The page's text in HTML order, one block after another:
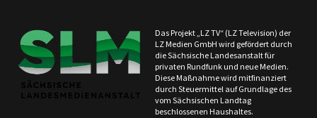
Das Projekt „LZ TV“ (LZ Television) der
LZ Medien GmbH wird gefördert durch
die Sächsische Landesanstalt für
privaten Rundfunk und neue Medien.
Diese Maßnahme wird mitfinanziert
durch Steuermittel auf Grundlage des
vom Sächsischen Landtag
beschlossenen Haushaltes.